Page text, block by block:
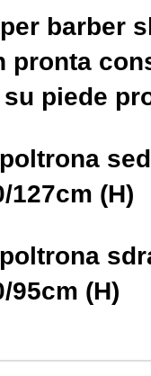
barber
pronta
piede
127cm (H)
95cm (H)